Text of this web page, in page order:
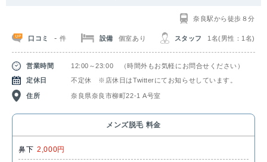
奈良駅から徒歩８分
口コミ -件 設備 個室あり スタッフ 1名(男性：1名)
営業時間
12:00～23:00 （時間外もお気軽にお問合せください）
定休日
不定休 ※店休日はTwitterにてお知らせしています。
住所 奈良県奈良市柳町22-1 A号室
メンズ脱毛 料金
鼻下 2,000円